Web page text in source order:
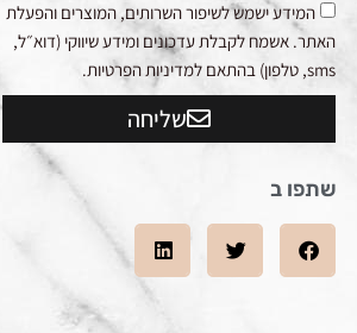
המידע ישמש לשיפור השרותים, המוצרים והפעלת
האתר. אשמח לקבלת עדכונים ומידע שיווקי (דוא״ל,
sms, טלפון) בהתאם למדיניות הפרטיות.
שליחה
שתפו ב